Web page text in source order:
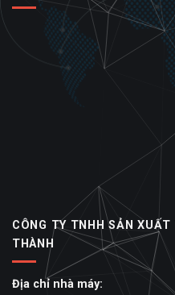
CÔNG TY TNHH SẢN XUẤT
THÀNH
Địa chỉ nhà máy: